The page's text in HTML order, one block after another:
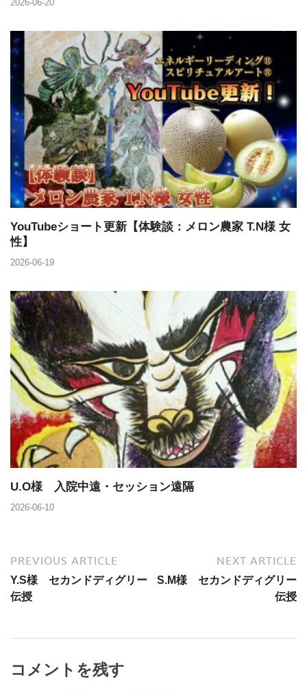
2026-06-20
YouTubeショート更新【体験談：メロン農家 T.N様 女
性】
2026-06-19
U.O様 入院中遠・セッション遠隔
2026-06-10
PREVIOUS ARTICLE
Y.S様 セカンドディグリー
伝授
NEXT ARTICLE
S.M様 セカンドディグリー
伝授
コメントを残す